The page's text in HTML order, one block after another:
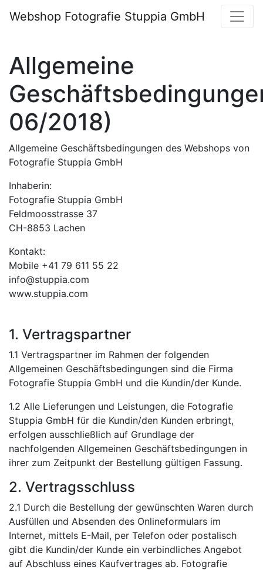
Webshop Fotografie Stuppia GmbH
Allgemeine
06/2018)
Allgemeine Geschäftsbedingungen des Webshops von
Fotografie Stuppia GmbH
Inhaberin:
Fotografie Stuppia GmbH
Feldmoosstrasse 37
CH-8853 Lachen
Kontakt:
Mobile +41 79 611 55 22
info@stuppia.com
www.stuppia.com
1. Vertragspartner
1.1 Vertragspartner im Rahmen der folgenden
Allgemeinen Geschäftsbedingungen sind die Firma
Fotografie Stuppia GmbH und die Kundin/der Kunde.
1.2 Alle Lieferungen und Leistungen, die Fotografie
Stuppia GmbH für die Kundin/den Kunden erbringt,
erfolgen ausschließlich auf Grundlage der
nachfolgenden Allgemeinen Geschäftsbedingungen in
ihrer zum Zeitpunkt der Bestellung gültigen Fassung.
2. Vertragsschluss
2.1 Durch die Bestellung der gewünschten Waren durch
Ausfüllen und Absenden des Onlineformulars im
Internet, mittels E-Mail, per Telefon oder postalisch
gibt die Kundin/der Kunde ein verbindliches Angebot
auf Abschluss eines Kaufvertrages ab. Fotografie